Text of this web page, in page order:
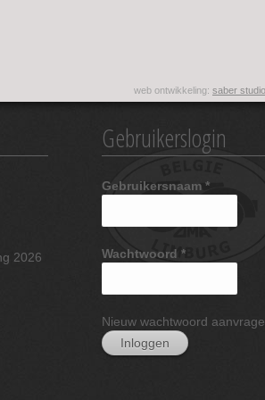
web ontwikkeling: saber studio
2026
Gebruikerslogin
Gebruikersnaam *
Wachtwoord *
Nieuw wachtwoord